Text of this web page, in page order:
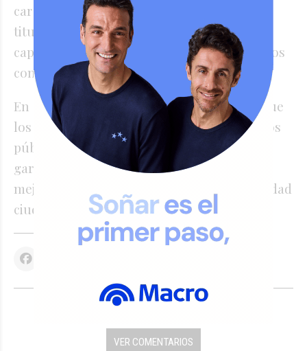
características que deben cumplir los
titulares de las firmas y los empleados. Un
capítulo especial es la prestación de servicios
con usos de armas.
En cuanto a alarmas, "la regulación persigue
los fines de optimizar el empleo de recursos
públicos, reducir las falsas alarmas,
garantizar la interoperabilidad técnica y
mejorar la respuesta del sistema de seguridad
ciudadana".
VER COMENTARIOS